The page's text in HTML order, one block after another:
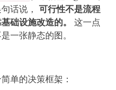
话说， 可行性不是流程
础设施改造的。
这一点
一张静态的图。
单的决策框架：